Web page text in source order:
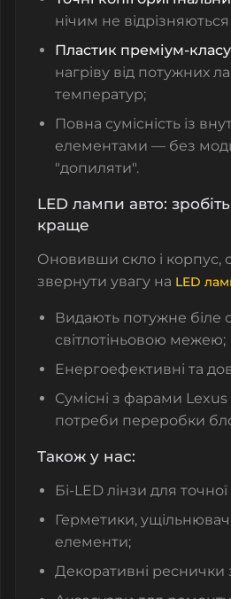
нічим не відрізняються
Пластик преміум-класу
нагріву від потужних
температур;
Повна сумісність із
елементами — без
"допиляти".
LED лампи авто:
краще
Оновивши скло і корпус,
звернути увагу на LED
Видають потужне біле
світлотіньовою межею;
Енергоефективні та
Сумісні з фарами Lexus
потреби переробки
Також у нас:
Бі-LED лінзи для
Герметики,
елементи;
Декоративні реснички